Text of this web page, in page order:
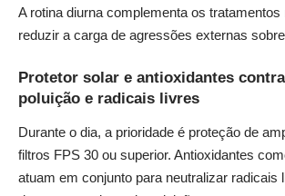
A rotina diurna complementa os tratamentos
reduzir a carga de agressões externas
Protetor solar e antioxidantes
poluição e radicais livres
Durante o dia, a prioridade é proteção de
filtros FPS 30 ou superior. Antioxidantes
atuam em conjunto para neutralizar radicais